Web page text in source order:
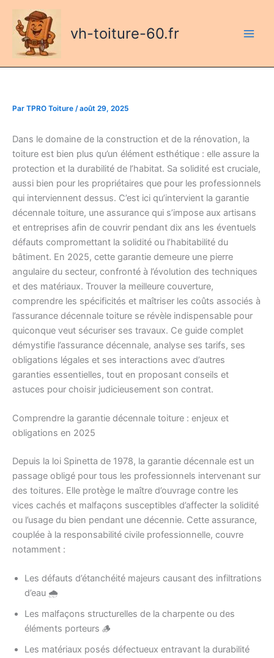
contenu
vh-toiture-60.fr
Par TPRO Toiture /août 29, 2025
Dans le domaine de la construction et de la rénovation, la
toiture est bien plus qu’un élément esthétique : elle assure la
protection et la durabilité de l’habitat. Sa solidité est cruciale,
aussi bien pour les propriétaires que pour les professionnels
qui interviennent dessus. C’est ici qu’intervient la garantie
décennale toiture, une assurance qui s’impose aux artisans
et entreprises afin de couvrir pendant dix ans les éventuels
défauts compromettant la solidité ou l’habitabilité du
bâtiment. En 2025, cette garantie demeure une pierre
angulaire du secteur, confronté à l’évolution des techniques
et des matériaux. Trouver la meilleure couverture,
comprendre les spécificités et maîtriser les coûts associés à
l’assurance décennale toiture se révèle indispensable pour
quiconque veut sécuriser ses travaux. Ce guide complet
démystifie l’assurance décennale, analyse ses tarifs, ses
obligations légales et ses interactions avec d’autres
garanties essentielles, tout en proposant conseils et
astuces pour choisir judicieusement son contrat.
Comprendre la garantie décennale toiture : enjeux et
obligations en 2025
Depuis la loi Spinetta de 1978, la garantie décennale est un
passage obligé pour tous les professionnels intervenant sur
des toitures. Elle protège le maître d’ouvrage contre les
vices cachés et malfaçons susceptibles d’affecter la solidité
ou l’usage du bien pendant une décennie. Cette assurance,
couplée à la responsabilité civile professionnelle, couvre
notamment :
Les défauts d’étanchéité majeurs causant des infiltrations
d’eau 🌧️
Les malfaçons structurelles de la charpente ou des
éléments porteurs 🪵
Les matériaux posés défectueux entravant la durabilité